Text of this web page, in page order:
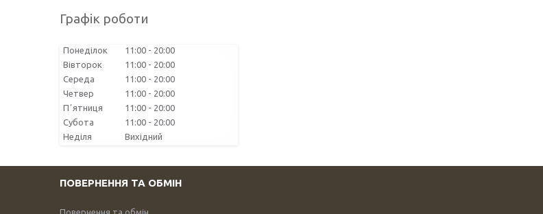
Графік роботи
Понеділок 11:00
20:00
Вівторок
11:00
20:00
Середа
11:00
20:00
Четвер
11:00
20:00
Пʼятниця
11:00
20:00
Субота
11:00
20:00
Неділя
Вихідний
ПОВЕРНЕННЯ ТА ОБМІН
Повернення та обмін